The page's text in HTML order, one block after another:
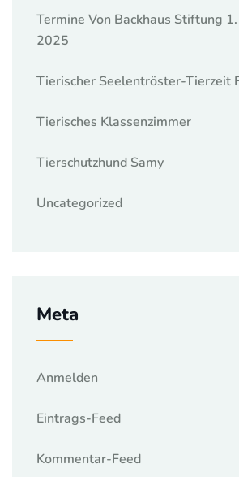
Termine Von Backhaus Stiftung
2025
Tierischer Seelentröster-Tierzeit
Tierisches Klassenzimmer
Tierschutzhund Samy
Uncategorized
Meta
Anmelden
Eintrags-Feed
Kommentar-Feed